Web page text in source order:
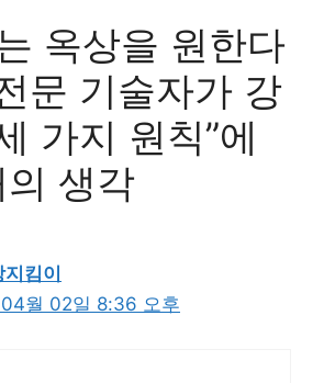
옥상을 원한다
문 기술자가 강
가지 원칙”에
생각
킴이
월 02일 8:36 오후